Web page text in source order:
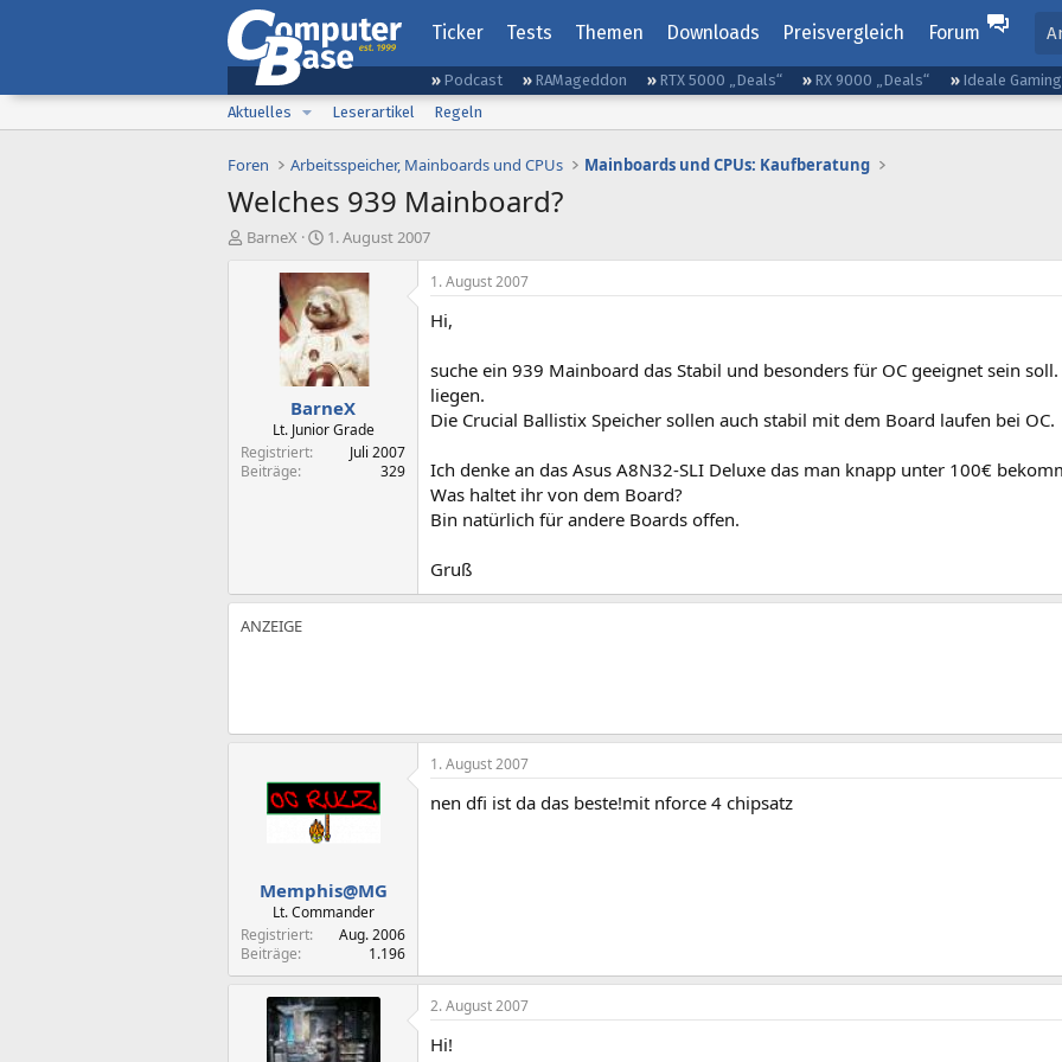
Ticker Tests Themen Downloads Preisvergleich Forum
Podcast RAMageddon RTX 5000 „Deals“ RX 9000 „Deals“ Ideale
Aktuelles
Leserartikel Regeln
Foren Arbeitsspeicher, Mainboards und CPUs Mainboards und CPUs: Kaufberatung
Welches 939 Mainboard?
E
BarneX
E
s
t
e
l
l
t
a
m
1. August 2007
BarneX
Lt. Junior Grade
Registriert
Juli 2007
Beiträge
329
1. August 2007
Hi,
suche ein 939 Mainboard das Stabil und besonders für OC geeignet sein
liegen.
Die Crucial Ballistix Speicher sollen auch stabil mit dem Board laufen bei OC.
Ich denke an das Asus A8N32-SLI Deluxe das man knapp unter 100€
Was haltet ihr von dem Board?
Bin natürlich für andere Boards offen.
Gruß
Memphis@MG
Lt. Commander
Registriert
Aug. 2006
Beiträge
1.196
1. August 2007
nen dfi ist da das beste!mit nforce 4 chipsatz
2. August 2007
Hi!